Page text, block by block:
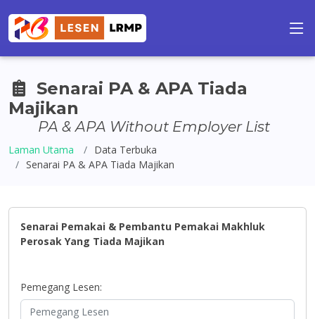
Senarai PA & APA Tiada
Majikan
PA & APA Without Employer List
Laman Utama
Data Terbuka
Senarai PA & APA Tiada Majikan
Senarai Pemakai & Pembantu Pemakai Makhluk
Perosak Yang Tiada Majikan
Pemegang Lesen: